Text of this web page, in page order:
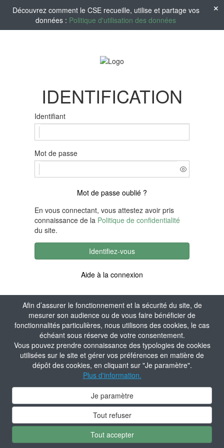
Afin d’assurer le fonctionnement et la sécurité du site, de
mesurer son audience ou de vous faire bénéficier de
fonctionnalités particulières, nous utilisons des cookies, le cas
échéant sous réserve de votre consentement.
Vous pouvez prendre connaissance des typologies de cookies
utilisées sur le site et gérer vos préférences en matière de
dépôt des cookies, en cliquant sur "Je paramètre".
Plus d'information.
Je paramètre
Tout refuser
Tout accepter
Découvrez comment le CSE recueille, utilise et partage vos
données : Politique d'utilisation des données
IDENTIFICATION
Identifiant
Mot de passe
Mot de passe oublié ?
En vous connectant, vous attestez avoir pris
connaissance de la Politique de confidentialité
du site.
Identifiez-vous
Aide à la connexion